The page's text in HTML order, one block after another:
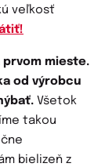
veľkosť
prvom mieste.
od výrobcu
Všetok
takou
bielizeň z